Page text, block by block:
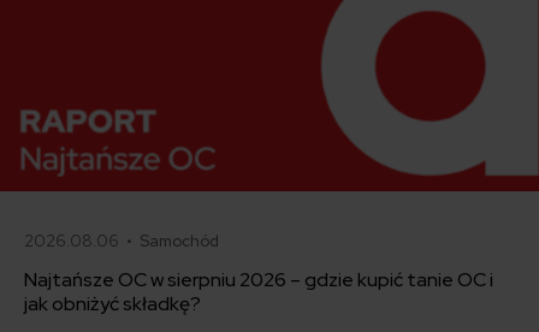
2026.08.06 • Samochód
Najtańsze OC w sierpniu 2026 – gdzie kupić tanie OC i
jak obniżyć składkę?